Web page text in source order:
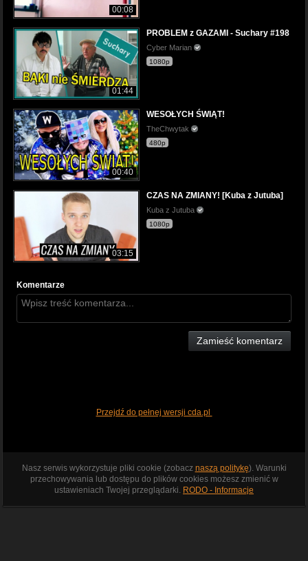
00:08
01:44
PROBLEM z GAZAMI - Suchary #198
Cyber Marian
1080p
00:40
WESOŁYCH ŚWIĄT!
TheChwytak
480p
03:15
CZAS NA ZMIANY! [Kuba z Jutuba]
Kuba z Jutuba
1080p
Komentarze
Zamieść komentarz
Przejdź do pełnej wersji cda.pl
Nasz serwis wykorzystuje pliki cookie (zobacz naszą politykę). Warunki
przechowywania lub dostępu do plików cookies możesz zmienić w
ustawieniach Twojej przeglądarki. RODO - Informacje